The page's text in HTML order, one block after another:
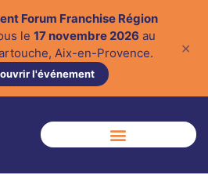
Forum Franchise Région
le 17 novembre 2026 au
Aix-en-Provence.
l'événement
✕